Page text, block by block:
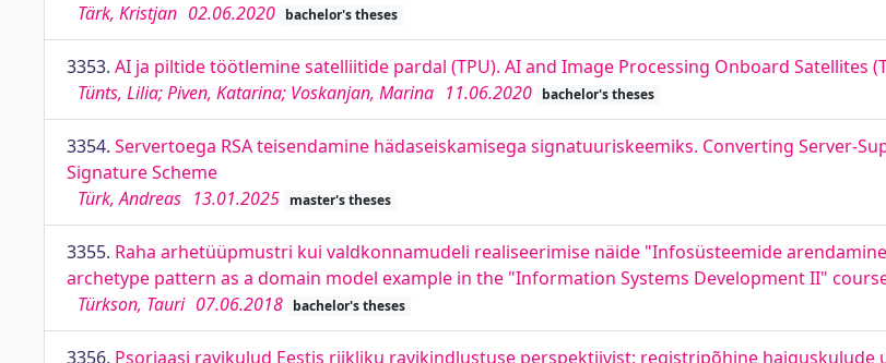
Tärk, Kristjan 02.06.2020 bachelor's theses
3353. AI ja piltide töötlemine satelliitide pardal (TPU). AI and Image Processing Onboard Satellites
Tünts, Lilia; Piven, Katarina; Voskanjan, Marina 11.06.2020 bachelor's theses
3354. Servertoega RSA teisendamine hädaseiskamisega signatuuriskeemiks. Converting Server-
Signature Scheme
Türk, Andreas 13.01.2025 master's theses
3355. Raha arhetüüpmustri kui valdkonnamudeli realiseerimise näide "Infosüsteemide
archetype pattern as a domain model example in the "Information Systems Development II"
Türkson, Tauri 07.06.2018 bachelor's theses
3356. Psoriaasi ravikulud Eestis riikliku ravikindlustuse perspektiivist: registripõhine haiguskulude